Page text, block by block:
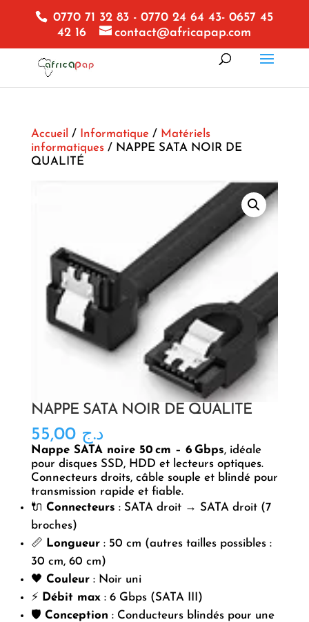
0770 71 32 83 - 0770 24 64 43- 0657 45
42 16
contact@africapap.com
Accueil / Informatique/ Matériels
informatiques/ NAPPE SATA NOIR DE
QUALITÉ
NAPPE SATA NOIR DE QUALITÉ
د.ج 55,00
Nappe SATA noire 50 cm – 6 Gbps, idéale
pour disques SSD, HDD et lecteurs optiques.
Connecteurs droits, câble souple et blindé pour
transmission rapide et fiable.
🔌 Connecteurs : SATA droit → SATA droit (7
broches)
📏 Longueur: 50 cm (autres tailles possibles :
30 cm, 60 cm)
🖤 Couleur: Noir uni
⚡
Débit max: 6 Gbps (SATA III)
🛡️ Conception : Conducteurs blindés pour une